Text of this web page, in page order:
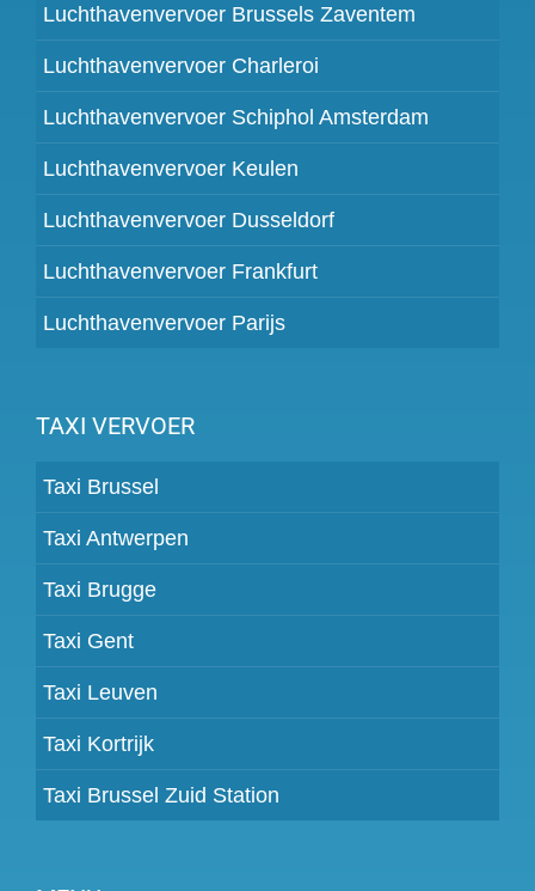
Luchthavenvervoer Brussels Zaventem
Luchthavenvervoer Charleroi
Luchthavenvervoer Schiphol Amsterdam
Luchthavenvervoer Keulen
Luchthavenvervoer Dusseldorf
Luchthavenvervoer Frankfurt
Luchthavenvervoer Parijs
TAXI VERVOER
Taxi Brussel
Taxi Antwerpen
Taxi Brugge
Taxi Gent
Taxi Leuven
Taxi Kortrijk
Taxi Brussel Zuid Station